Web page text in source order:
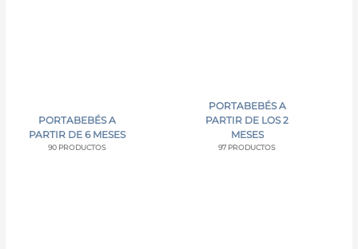
PORTABEBÉS A
PARTIR DE 6 MESES
90 PRODUCTOS
PORTABEBÉS A
PARTIR DE LOS 2
MESES
97 PRODUCTOS